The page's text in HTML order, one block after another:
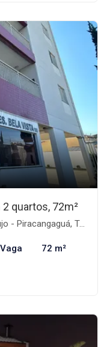
quartos, 72m²
Taubaté-SP
72 m²